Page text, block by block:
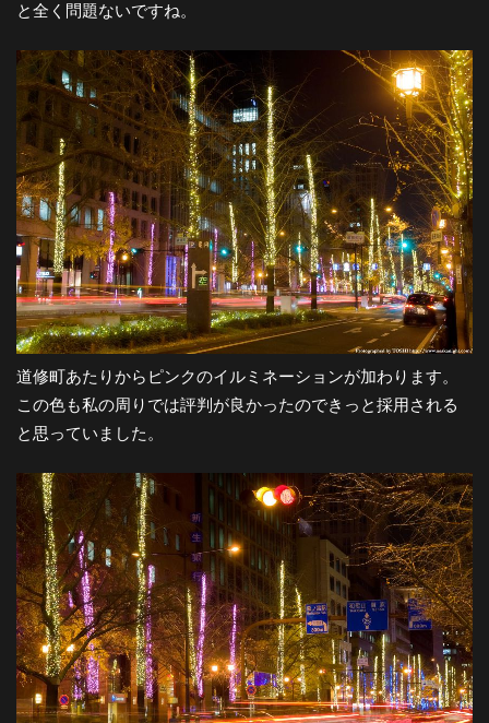
と全く問題ないですね。
道修町あたりからピンクのイルミネーションが加わります。
この色も私の周りでは評判が良かったのできっと採用される
と思っていました。